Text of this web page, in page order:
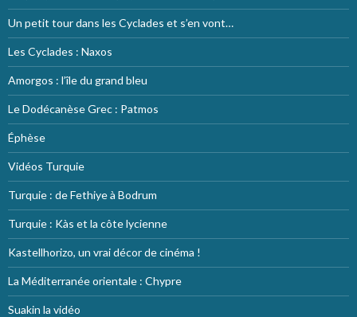
Un petit tour dans les Cyclades et s’en vont…
Les Cyclades : Naxos
Amorgos : l’île du grand bleu
Le Dodécanèse Grec : Patmos
Éphèse
Vidéos Turquie
Turquie : de Fethiye à Bodrum
Turquie : Kàs et la côte lycienne
Kastellhorizo, un vrai décor de cinéma !
La Méditerranée orientale : Chypre
Suakin la vidéo